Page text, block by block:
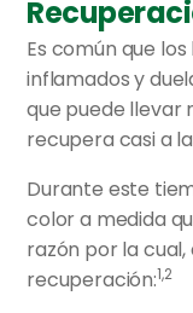
Es común que
inflamados y
que puede llevar
recupera casi a
Durante este
color a medida
razón por la
recuperación:1,2